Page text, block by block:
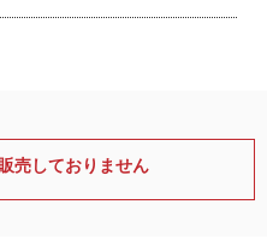
売しておりません